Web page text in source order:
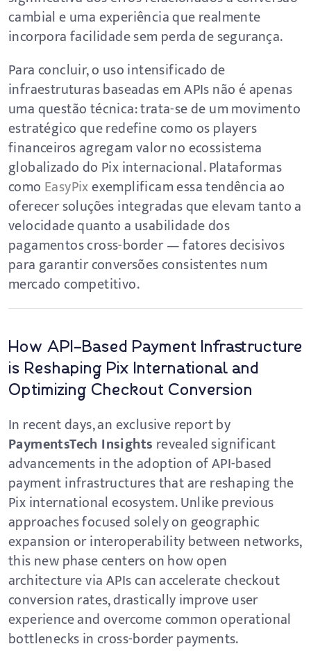
cambial e uma experiência que realmente
incorpora facilidade sem perda de segurança.
Para concluir, o uso intensificado de
infraestruturas baseadas em APIs não é apenas
uma questão técnica: trata-se de um movimento
estratégico que redefine como os players
financeiros agregam valor no ecossistema
globalizado do Pix internacional. Plataformas
como EasyPixexemplificam essa tendência ao
oferecer soluções integradas que elevam tanto a
velocidade quanto a usabilidade dos
pagamentos cross-border — fatores decisivos
para garantir conversões consistentes num
mercado competitivo.
How API-Based Payment Infrastructure
is Reshaping Pix International and
Optimizing Checkout Conversion
In recent days, an exclusive report by
PaymentsTech Insights revealed significant
advancements in the adoption of API-based
payment infrastructures that are reshaping the
Pix international ecosystem. Unlike previous
approaches focused solely on geographic
expansion or interoperability between networks,
this new phase centers on how open
architecture via APIs can accelerate checkout
conversion rates, drastically improve user
experience and overcome common operational
bottlenecks in cross-border payments.